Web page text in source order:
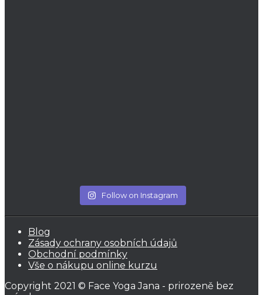
Follow on Instagram
Blog
Zásady ochrany osobních údajů
Obchodní podmínky
Vše o nákupu online kurzu
Copyright 2021 © Face Yoga Jana - prirozeně bez